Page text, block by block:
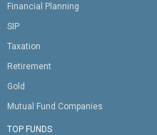
Financial Planning
SIP
Taxation
Retirement
Gold
Mutual Fund Companies
TOP FUNDS